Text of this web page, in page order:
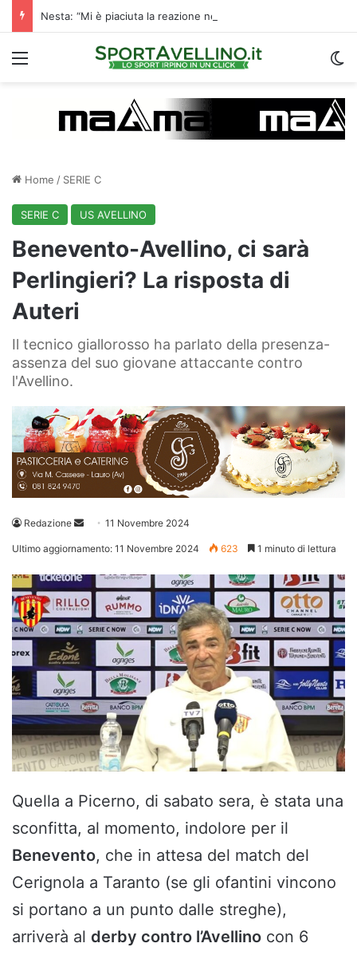
Menu
Home / SERIE C
SERIE C US AVELLINO
Benevento-Avellino, ci sarà
Perlingieri? La risposta di
Auteri
Il tecnico giallorosso ha parlato della presenza-
assenza del suo giovane attaccante contro
l'Avellino.
Redazione
Invia 11 Novembre 2024
Ultimo aggiornamento: 11 Novembre 2024 623 1 minuto di lettura
Quella a Picerno, di sabato sera, è stata una
sconfitta, al momento, indolore per il
Benevento, che in attesa del match del
Cerignola a Taranto (se gli ofantini vincono
si portano a un punto dalle streghe),
arriverà al derby contro l’Avellino con 6